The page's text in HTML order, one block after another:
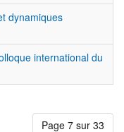
dynamiques
international du
Page 7 sur 33